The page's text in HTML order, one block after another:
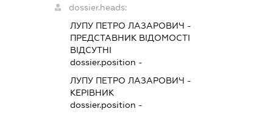
dossier.heads:
ЛУПУ ПЕТРО ЛАЗАРОВИЧ -
ПРЕДСТАВНИК ВІДОМОСТІ
ВІДСУТНІ
dossier.position -
ЛУПУ ПЕТРО ЛАЗАРОВИЧ -
КЕРІВНИК
dossier.position -